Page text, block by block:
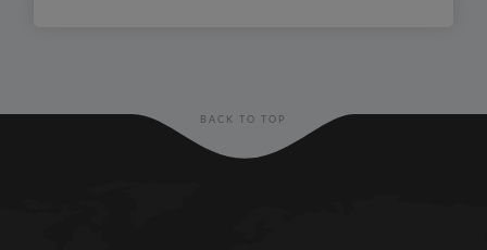
BACK TO TOP